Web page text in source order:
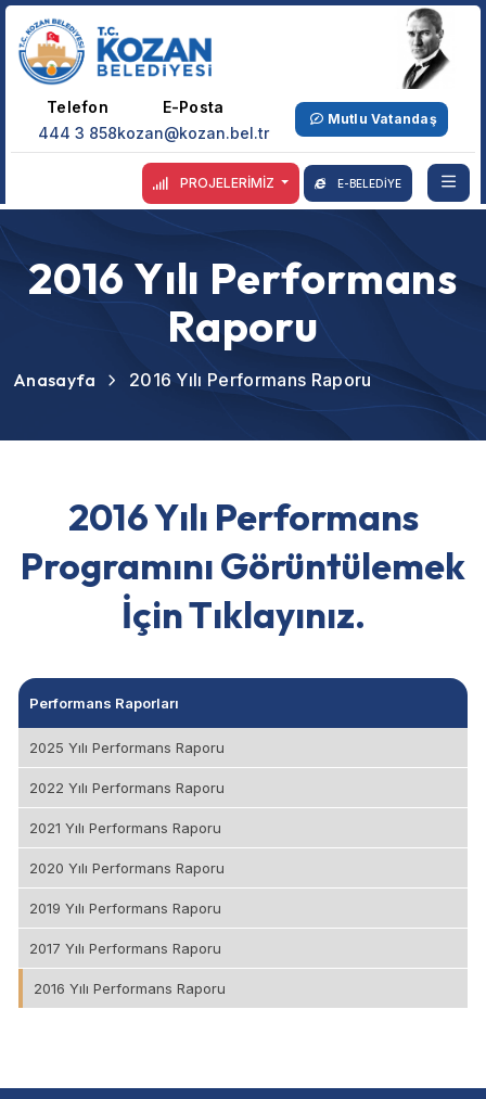
Telefon
444 3 858
E-Posta
kozan@kozan.bel.tr
Mutlu Vatandaş
PROJELERİMİZ E-BELEDİYE
2016 Yılı Performans
Raporu
Anasayfa 2016 Yılı Performans Raporu
Performans Raporları
2025 Yılı Performans Raporu
2022 Yılı Performans Raporu
2021 Yılı Performans Raporu
2020 Yılı Performans Raporu
2019 Yılı Performans Raporu
2017 Yılı Performans Raporu
2016 Yılı Performans Raporu
2016 Yılı Performans
Programını Görüntülemek
İçin Tıklayınız.